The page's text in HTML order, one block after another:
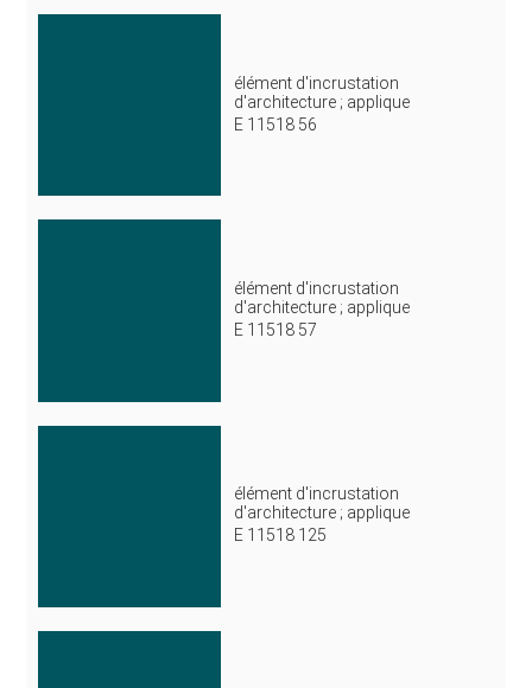
élément d'incrustation
d'architecture ; applique
E 11518 56
élément d'incrustation
d'architecture ; applique
E 11518 57
élément d'incrustation
d'architecture ; applique
E 11518 125